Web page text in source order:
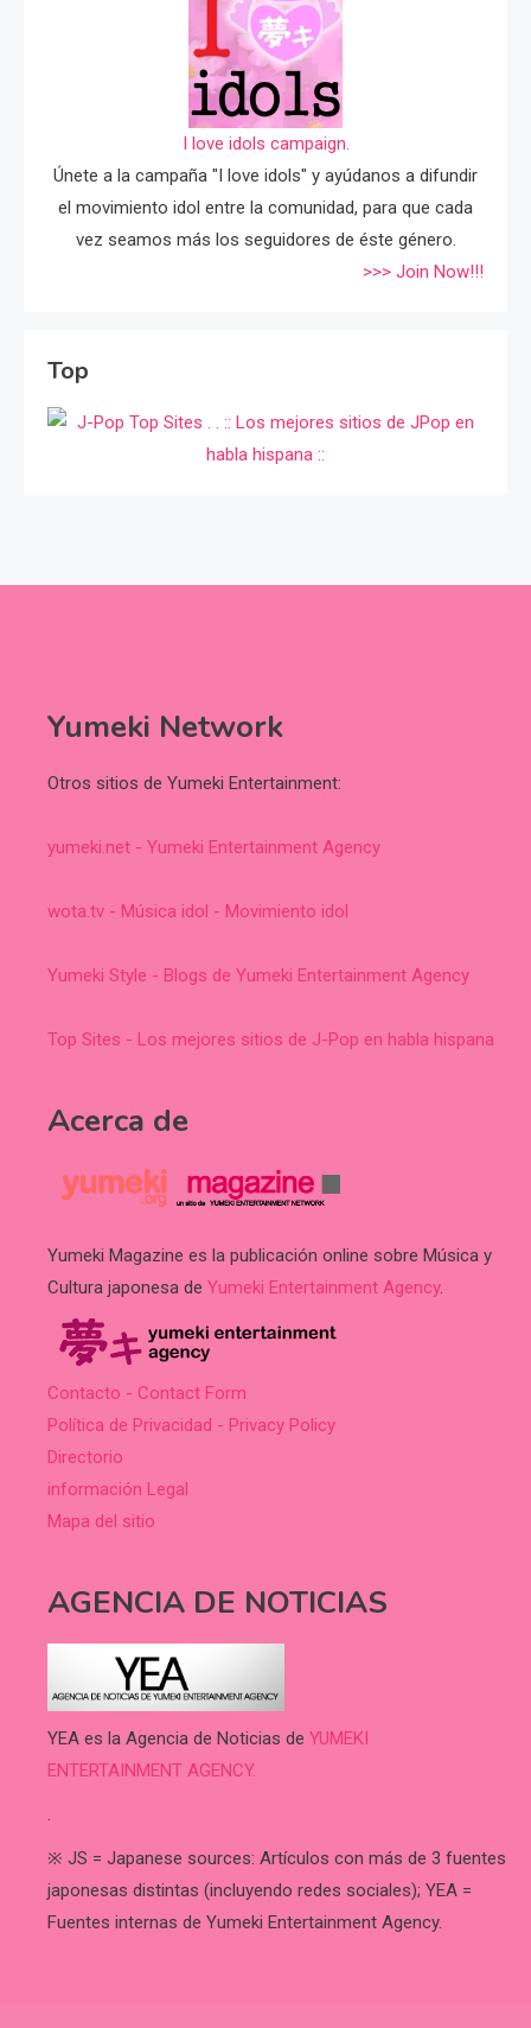
I love idols campaign.
Únete a la campaña "I love idols" y ayúdanos a difundir
el movimiento idol entre la comunidad, para que cada
vez seamos más los seguidores de éste género.
>>> Join Now!!!
Top
Yumeki Network
Otros sitios de Yumeki Entertainment:
yumeki.net - Yumeki Entertainment Agency
wota.tv - Música idol - Movimiento idol
Yumeki Style - Blogs de Yumeki Entertainment Agency
Top Sites - Los mejores sitios de J-Pop en habla hispana
Acerca de
Yumeki Magazine es la publicación online sobre Música y
Cultura japonesa de Yumeki Entertainment Agency.
Contacto - Contact Form
Política de Privacidad - Privacy Policy
Directorio
información Legal
Mapa del sitio
AGENCIA DE NOTICIAS
YEA es la Agencia de Noticias de YUMEKI
ENTERTAINMENT AGENCY.
.
※ JS = Japanese sources: Artículos con más de 3 fuentes
japonesas distintas (incluyendo redes sociales); YEA =
Fuentes internas de Yumeki Entertainment Agency.